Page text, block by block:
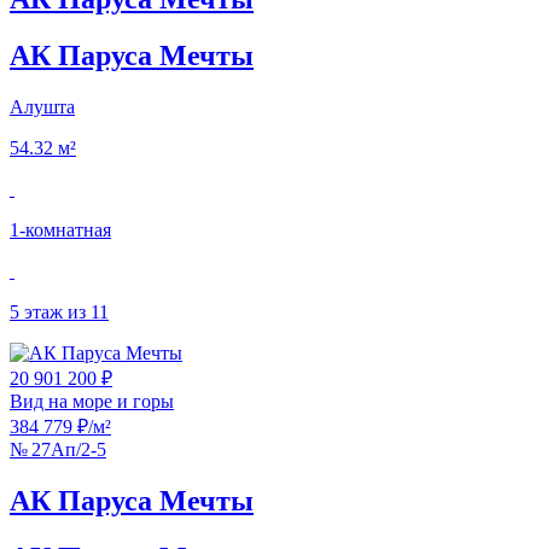
АК Паруса Мечты
Алушта
54.32 м²
1‑комнатная
5 этаж из 11
20 901 200 ₽
Вид на море и горы
384 779 ₽/м²
№ 27Ап/2-5
АК Паруса Мечты